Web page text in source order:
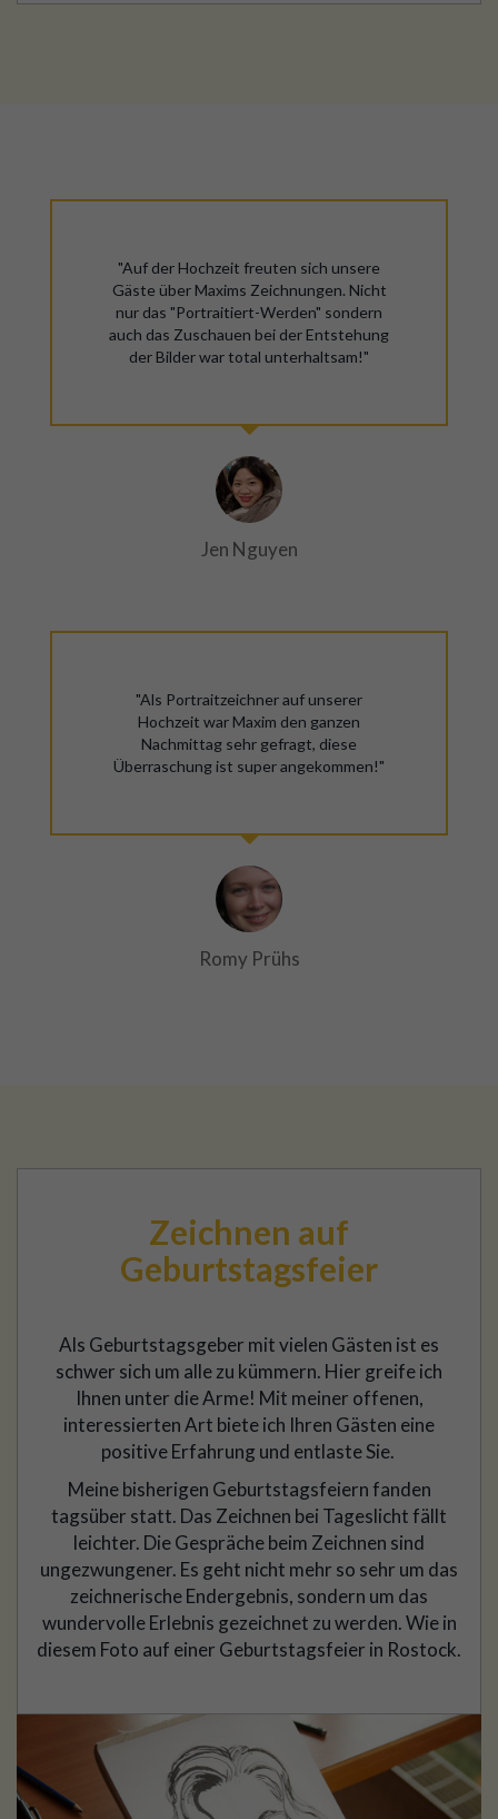
"Auf der Hochzeit freuten sich unsere
Gäste über Maxims Zeichnungen. Nicht
nur das "Portraitiert-Werden" sondern
auch das Zuschauen bei der Entstehung
der Bilder war total unterhaltsam!"
Jen Nguyen
"Als Portraitzeichner auf unserer
Hochzeit war Maxim den ganzen
Nachmittag sehr gefragt, diese
Überraschung ist super angekommen!"
Romy Prühs
Zeichnen auf
Geburtstagsfeier
Als Geburtstagsgeber mit vielen Gästen ist es
schwer sich um alle zu kümmern. Hier greife ich
Ihnen unter die Arme! Mit meiner offenen,
interessierten Art biete ich Ihren Gästen eine
positive Erfahrung und entlaste Sie.
Meine bisherigen Geburtstagsfeiern fanden
tagsüber statt. Das Zeichnen bei Tageslicht fällt
leichter. Die Gespräche beim Zeichnen sind
ungezwungener. Es geht nicht mehr so sehr um das
zeichnerische Endergebnis, sondern um das
wundervolle Erlebnis gezeichnet zu werden. Wie in
diesem Foto auf einer Geburtstagsfeier in Rostock.